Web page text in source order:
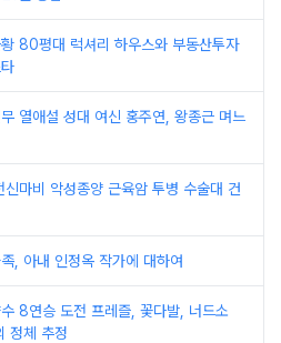
80평대 럭셔리 하우스와 부동산투자
열애설 성대 여신 홍주연, 왕종근 며느
신마비 악성종양 근육암 투병 수술대 건
, 아내 인정옥 작가에 대하여
8연승 도전 프레즐, 꽃다발, 너드소
정체 추정